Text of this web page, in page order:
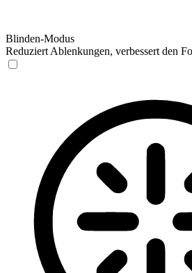
Blinden-Modus
Reduziert Ablenkungen, verbessert den